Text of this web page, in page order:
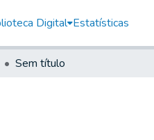
Digital Estatísticas
Sem título